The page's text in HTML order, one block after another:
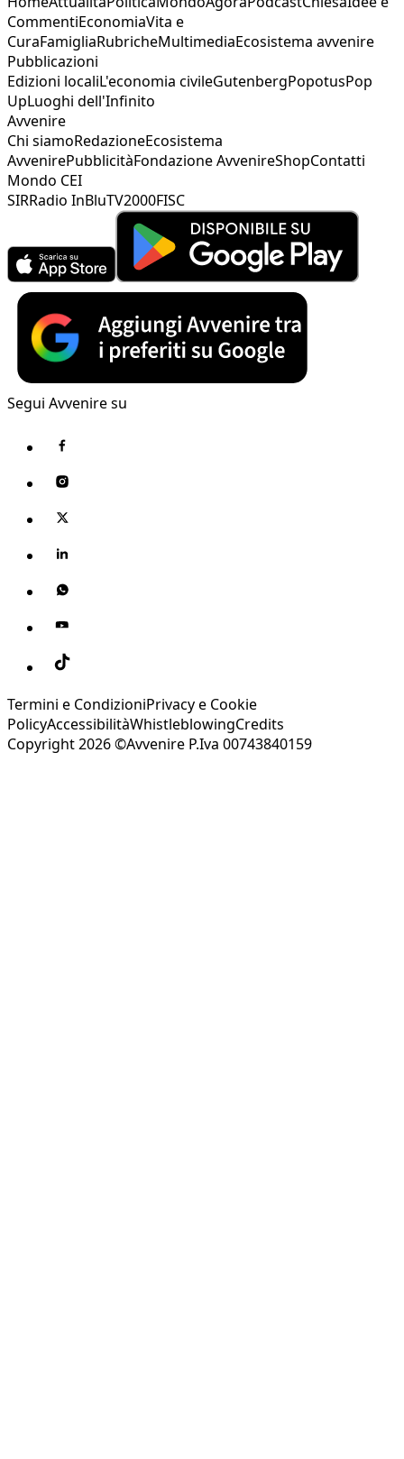
CommentiEconomiaVita e
CuraFamigliaRubricheMultimediaEcosistema avvenire
Pubblicazioni
Edizioni localiL'economia civileGutenbergPopotusPop
UpLuoghi dell'Infinito
Avvenire
Chi siamoRedazioneEcosistema
AvvenirePubblicitàFondazione AvvenireShopContatti
Mondo CEI
SIRRadio InBluTV2000FISC
Segui Avvenire su
Termini e CondizioniPrivacy e Cookie
PolicyAccessibilitàWhistleblowingCredits
Copyright 2026 ©Avvenire P.Iva 00743840159